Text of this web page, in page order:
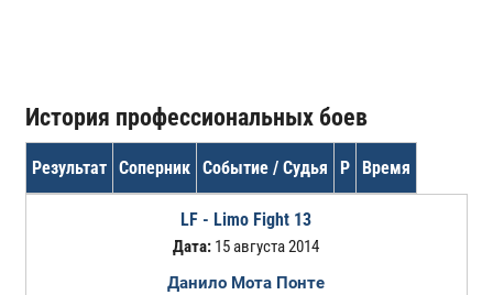
История профессиональных боев
Результат Соперник Событие / Судья Р Время
LF - Limo Fight 13
Дата: 15 августа 2014
Данило Мота Понте